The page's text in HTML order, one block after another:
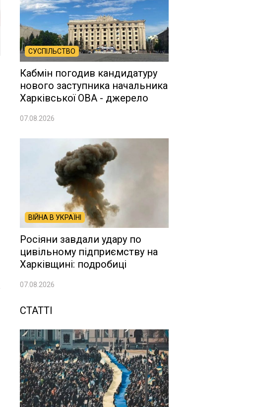
СУСПІЛЬСТВО
Кабмін погодив кандидатуру
нового заступника начальника
Харківської ОВА - джерело
07.08.2026
ВІЙНА В УКРАЇНІ
Росіяни завдали удару по
цивільному підприємству на
Харківщині: подробиці
07.08.2026
СТАТТІ